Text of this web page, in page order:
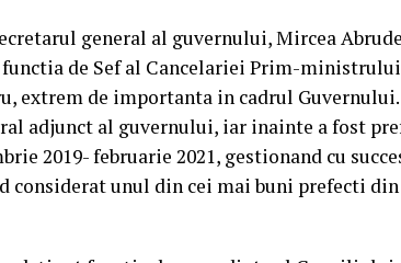
general al guvernului, Mircea
functia de Sef al Cancelariei Prim-
extrem de importanta in cadrul Guvernului.
adjunct al guvernului, iar inainte a fost
2019- februarie 2021, gestionand cu
considerat unul din cei mai buni prefecti